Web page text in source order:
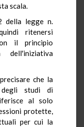
scala.
della legge n.
ritenersi
il principio
dell'iniziativa
che la
degli studi di
al solo
protette,
per cui la